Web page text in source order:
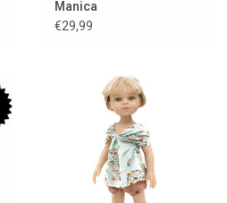
Manica
€29,99